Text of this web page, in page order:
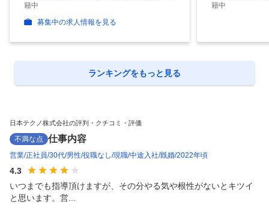
籍中
募集中の求人情報を見る
籍中
ランキングをもっと見る
日本テクノ株式会社の評判・クチコミ・評価
不満な点 仕事内容
営業 正社員 30代 男性 役職なし 現職 中途入社 既婚 2022年頃
4.3
いつまでも指導頂けますが、その分やる気や根性がないとキツイ
と思います。営...